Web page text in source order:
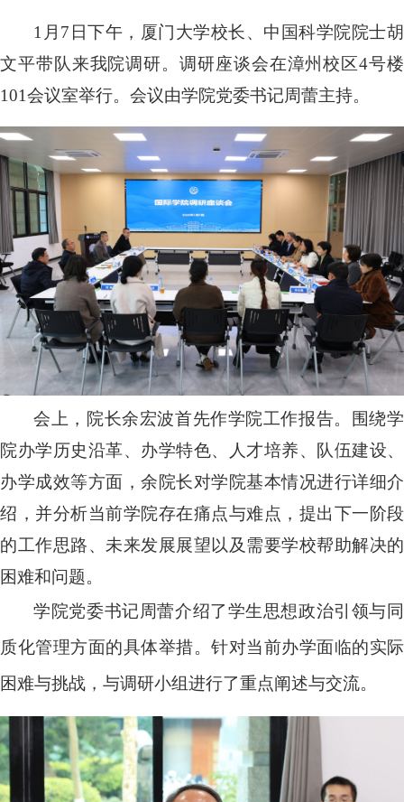
1月7日下午，厦门大学校长、中国科学院院士胡
文平带队来我院调研。调研座谈会在漳州校区4号楼
101会议室举行。会议由学院党委书记周蕾主持。
会上，院长余宏波首先作学院工作报告。围绕学
院办学历史沿革、办学特色、人才培养、队伍建设、
办学成效等方面，余院长对学院基本情况进行详细介
绍，并分析当前学院存在痛点与难点，提出下一阶段
的工作思路、未来发展展望以及需要学校帮助解决的
困难和问题。
学院党委书记周蕾介绍了学生思想政治引领与同
质化管理方面的具体举措。针对当前办学面临的实际
困难与挑战，与调研小组进行了重点阐述与交流。